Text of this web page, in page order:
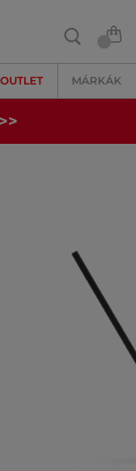
OUTLET MÁRKÁK